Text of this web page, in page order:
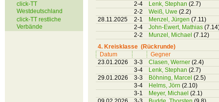
click-TT
Westdeutschland
click-TT restliche
Verbände
2-4
Lenk, Stephan (2.7)
2-2
Weiß, Uwe (2.2)
28.11.2025
2-1 Menzel, Jürgen (7.11)
2-4
John-Ewert, Mathias
2-2
Munzel, Michael (7.12)
4. Kreisklasse (Rückrunde)
Datum
Gegner
23.01.2026
3-3 Clasen, Werner (2.4)
3-4
Lenk, Stephan (2.7)
29.01.2026
3-3 Böhning, Marcel (2.5)
3-4
Helms, Jörn (2.10)
3-1
Meyer, Michael (2.1)